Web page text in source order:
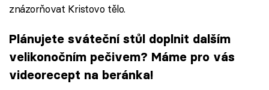
znázorňovat Kristovo tělo.
Plánujete sváteční stůl doplnit dalším
velikonočním pečivem? Máme pro vás
videorecept na beránka!